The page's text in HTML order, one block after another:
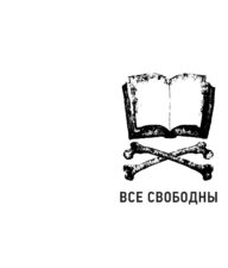
содержимому